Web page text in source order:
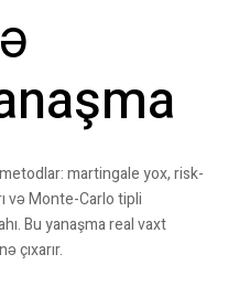
martingale yox, risk-
və Monte-Carlo tipli
Bu yanaşma real vaxt
çıxarır.